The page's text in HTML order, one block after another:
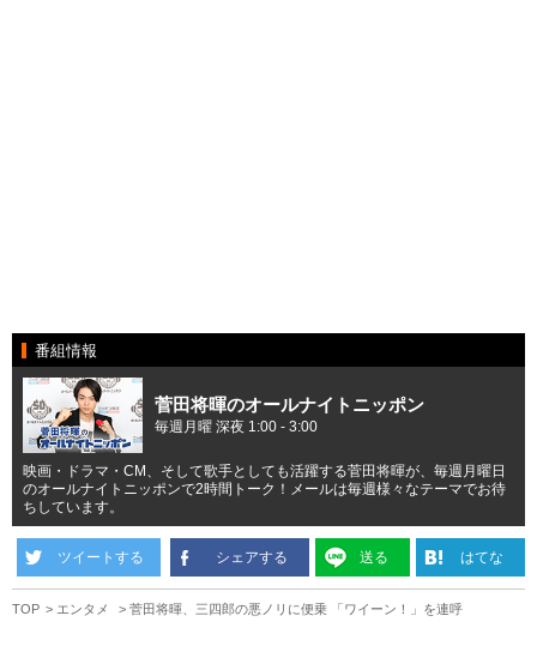
番組情報
菅田将暉のオールナイトニッポン
毎週月曜 深夜 1:00 - 3:00
映画・ドラマ・CM、そして歌手としても活躍する菅田将暉が、毎週月曜日
のオールナイトニッポンで2時間トーク！メールは毎週様々なテーマでお待
ちしています。
ツイートする シェアする 送る はてな
TOP エンタメ 菅田将暉、三四郎の悪ノリに便乗 「ワイーン！」を連呼